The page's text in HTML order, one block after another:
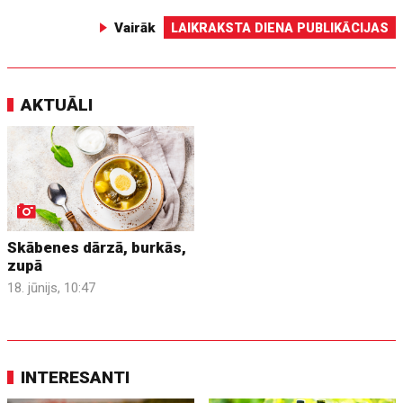
Vairāk LAIKRAKSTA DIENA PUBLIKĀCIJAS
AKTUĀLI
Skābenes dārzā, burkās,
zupā
18. jūnijs, 10:47
INTERESANTI